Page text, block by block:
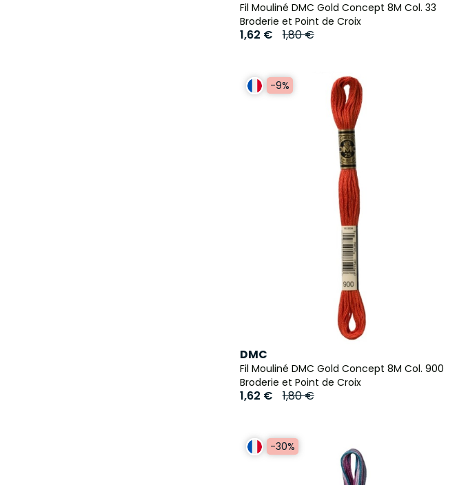
Fil Mouliné DMC Gold Concept 8M Col. 33
Broderie et Point de Croix
1,62 € 1,80 €
-9%
DMC
Fil Mouliné DMC Gold Concept 8M Col. 900
Broderie et Point de Croix
1,62 € 1,80 €
-30%